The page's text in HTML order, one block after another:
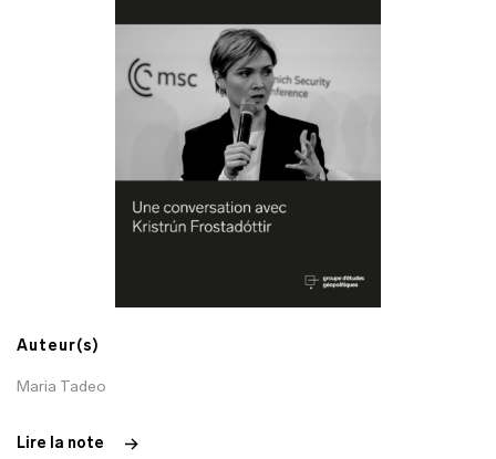
Auteur(s)
Maria Tadeo
Lire la note